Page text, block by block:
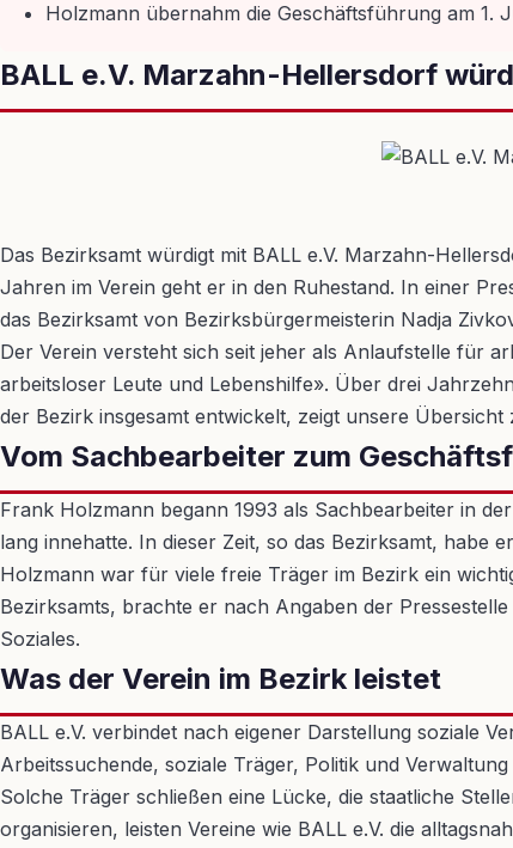
Holzmann übernahm die Geschäftsführung am 1.
BALL e.V. Marzahn-Hellersdorf
Das Bezirksamt würdigt mit BALL e.V. Marzahn-
Jahren im Verein geht er in den Ruhestand. In einer
das Bezirksamt von Bezirksbürgermeisterin Nadja
Der Verein versteht sich seit jeher als Anlaufstelle für
arbeitsloser Leute und Lebenshilfe». Über drei
der Bezirk insgesamt entwickelt, zeigt unsere Übersicht
Vom Sachbearbeiter zum
Frank Holzmann begann 1993 als Sachbearbeiter in
lang innehatte. In dieser Zeit, so das Bezirksamt, habe
Holzmann war für viele freie Träger im Bezirk ein
Bezirksamts, brachte er nach Angaben der
Soziales.
Was der Verein im Bezirk leistet
BALL e.V. verbindet nach eigener Darstellung soziale
Arbeitssuchende, soziale Träger, Politik und
Solche Träger schließen eine Lücke, die staatliche
organisieren, leisten Vereine wie BALL e.V. die